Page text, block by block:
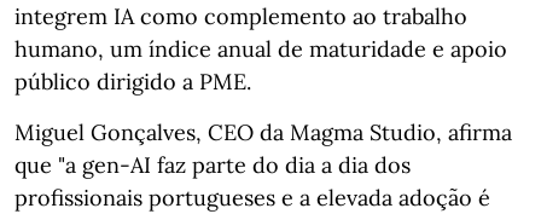
integrem IA como complemento ao trabalho
humano, um índice anual de maturidade e apoio
público dirigido a PME.
Miguel Gonçalves, CEO da Magma Studio, afirma
que "a gen‑AI faz parte do dia a dia dos
profissionais portugueses e a elevada adoção é